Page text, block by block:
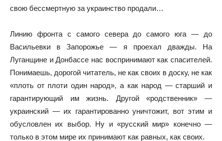
свою бессмертную за украинство продали…
Линию фронта с самого севера до самого юга — до
Васильевки в Запорожье — я проехал дважды. На
Луганщине и Донбассе нас воспринимают как спасителей.
Понимаешь, дорогой читатель, не как своих в доску, не как
«плоть от плоти один народ», а как народ — старший и
гарантирующий им жизнь. Другой «родственник» —
украинский — их гарантированно уничтожит, вот этим и
обусловлен их выбор. Ну и «русский мир» конечно —
только в этом мире их принимают как равных, как своих.